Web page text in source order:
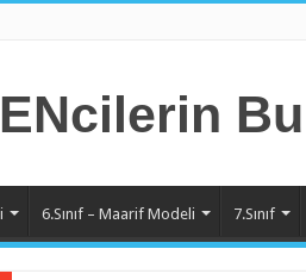
6.Sınıf – Maarif Modeli 7.Sınıf